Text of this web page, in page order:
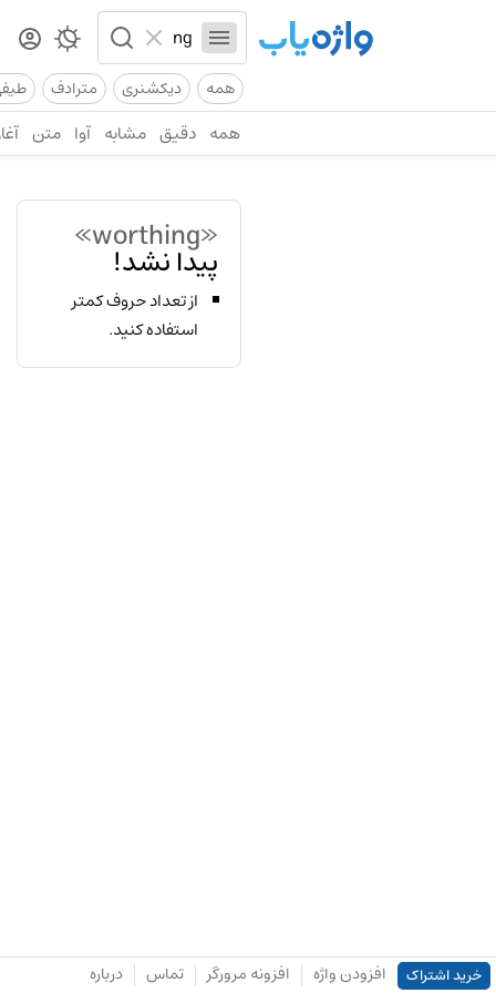
همه دیکشنری مترادف
همه دقیق مشابه آوا متن
«worthing»
پیدا نشد!
از تعداد حروف کمتر
استفاده کنید.
خرید اشتراک افزودن واژه افزونه مرورگر تماس درباره